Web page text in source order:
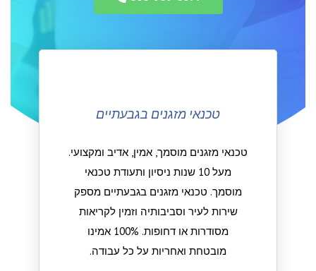
טכנאי מזגנים בגבעתיים
טכנאי מזגנים מוסמך, אמין, אדיב ומקצועי.
מעל 10 שנות ניסיון ותעודת טכנאי
מוסמך. טכנאי מזגנים בגבעתיים מספק
שירות לעיר וסביבותיה וזמין לקריאות
מסודרות או דחופות. 100% אמינו
מובטחת ואחריות על כל עבודה.